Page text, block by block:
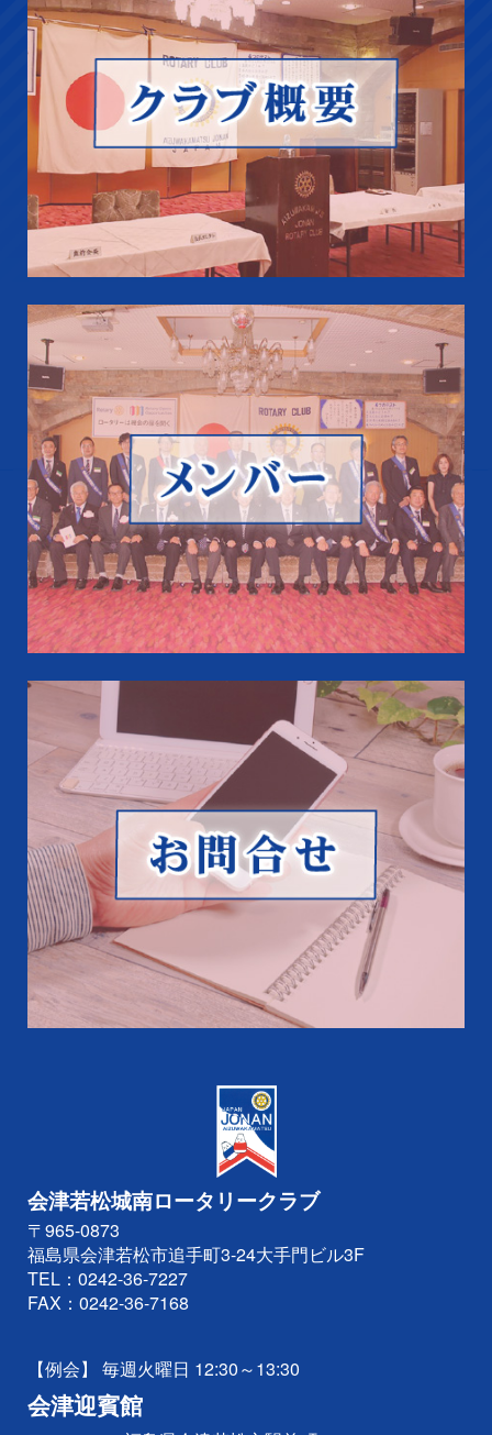
会津若松城南ロータリークラブ
〒965-0873
福島県会津若松市追手町3-24大手門ビル3F
TEL： 0242-36-7227
FAX：0242-36-7168
【例会】 毎週火曜日 12:30～13:30
会津迎賓館